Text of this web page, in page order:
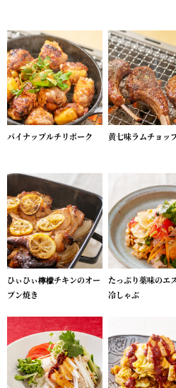
パイナップルチリポーク 黄七味ラムチョッ
ひぃひぃ檸檬チキンのオー
ブン焼き
たっぷり薬味のエ
冷しゃぶ